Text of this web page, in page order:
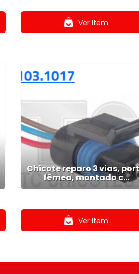
Ver Item
Chicote reparo 3 vias,
fêmea, montado c...
Ver Item